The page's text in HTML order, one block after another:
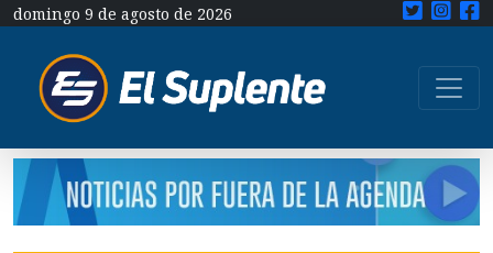
domingo 9 de agosto de 2026